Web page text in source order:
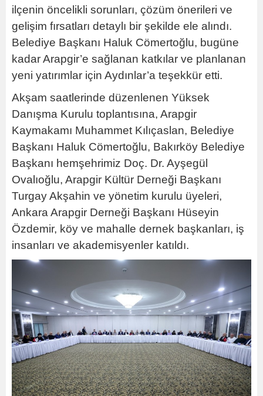
ilçenin öncelikli sorunları, çözüm önerileri ve
gelişim fırsatları detaylı bir şekilde ele alındı.
Belediye Başkanı Haluk Cömertoğlu, bugüne
kadar Arapgir’e sağlanan katkılar ve planlanan
yeni yatırımlar için Aydınlar’a teşekkür etti.
Akşam saatlerinde düzenlenen Yüksek
Danışma Kurulu toplantısına, Arapgir
Kaymakamı Muhammet Kılıçaslan, Belediye
Başkanı Haluk Cömertoğlu, Bakırköy Belediye
Başkanı hemşehrimiz Doç. Dr. Ayşegül
Ovalıoğlu, Arapgir Kültür Derneği Başkanı
Turgay Akşahin ve yönetim kurulu üyeleri,
Ankara Arapgir Derneği Başkanı Hüseyin
Özdemir, köy ve mahalle dernek başkanları, iş
insanları ve akademisyenler katıldı.